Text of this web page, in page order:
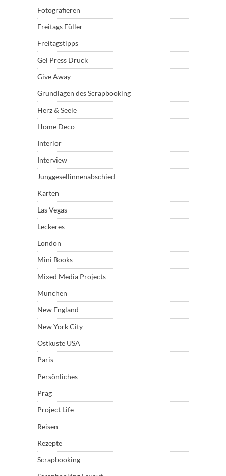
Fotografieren
Freitags Füller
Freitagstipps
Gel Press Druck
Give Away
Grundlagen des Scrapbooking
Herz & Seele
Home Deco
Interior
Interview
Junggesellinnenabschied
Karten
Las Vegas
Leckeres
London
Mini Books
Mixed Media Projects
München
New England
New York City
Ostküste USA
Paris
Persönliches
Prag
Project Life
Reisen
Rezepte
Scrapbooking